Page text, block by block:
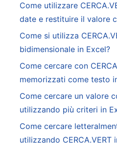
Come utilizzare
date e restituire il valore
Come si utilizza
bidimensionale in Excel?
Come cercare con
memorizzati come testo
Come cercare un valore
utilizzando più criteri in
Come cercare
utilizzando CERCA.VERT